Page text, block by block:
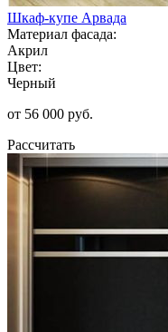
Шкаф-купе Арвада
Материал фасада:
Акрил
Цвет:
Черный
от 56 000 руб.
Рассчитать